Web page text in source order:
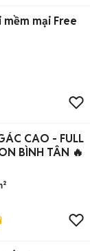
mại Free
CAO - FULL
BÌNH TÂN 🔥